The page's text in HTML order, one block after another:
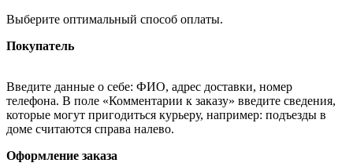
Выберите оптимальный способ оплаты.
Покупатель
Введите данные о себе: ФИО, адрес доставки, номер
телефона. В поле «Комментарии к заказу» введите сведения,
которые могут пригодиться курьеру, например: подъезды в
доме считаются справа налево.
Оформление заказа